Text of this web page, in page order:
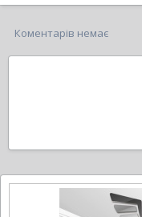
Коментарів немає